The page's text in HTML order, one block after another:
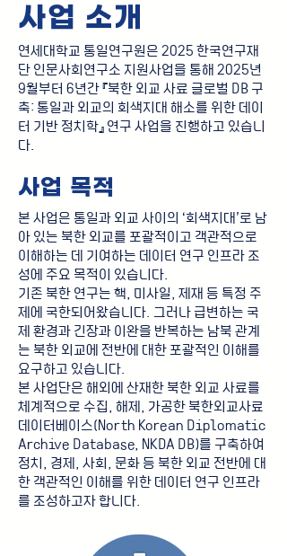
사업 소개
연세대학교 통일연구원은 2025 한국연구재
단 인문사회연구소 지원사업을 통해 2025년
9월부터 6년간 『북한 외교 사료 글로벌 DB 구
축: 통일과 외교의 회색지대 해소를 위한 데이
터 기반 정치학』 연구 사업을 진행하고 있습니
다.
사업 목적
본 사업은 통일과 외교 사이의 ‘회색지대’로 남
아 있는 북한 외교를 포괄적이고 객관적으로
이해하는 데 기여하는 데이터 연구 인프라 조
성에 주요 목적이 있습니다.
기존 북한 연구는 핵, 미사일, 제재 등 특정 주
제에 국한되어왔습니다. 그러나 급변하는 국
제 환경과 긴장과 이완을 반복하는 남북 관계
는 북한 외교에 전반에 대한 포괄적인 이해를
요구하고 있습니다.
본 사업단은 해외에 산재한 북한 외교 사료를
체계적으로 수집, 해제, 가공한 북한외교사료
데이터베이스(North Korean Diplomatic
Archive Database, NKDA DB)를 구축하여
정치, 경제, 사회, 문화 등 북한 외교 전반에 대
한 객관적인 이해를 위한 데이터 연구 인프라
를 조성하고자 합니다.